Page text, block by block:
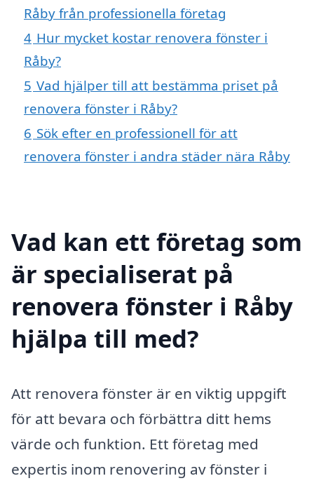
Råby från professionella företag
4 Hur mycket kostar renovera fönster i
Råby?
5 Vad hjälper till att bestämma priset på
renovera fönster i Råby?
6 Sök efter en professionell för att
renovera fönster i andra städer nära Råby
Vad kan ett företag som
är specialiserat på
renovera fönster i Råby
hjälpa till med?
Att renovera fönster är en viktig uppgift
för att bevara och förbättra ditt hems
värde och funktion. Ett företag med
expertis inom renovering av fönster i